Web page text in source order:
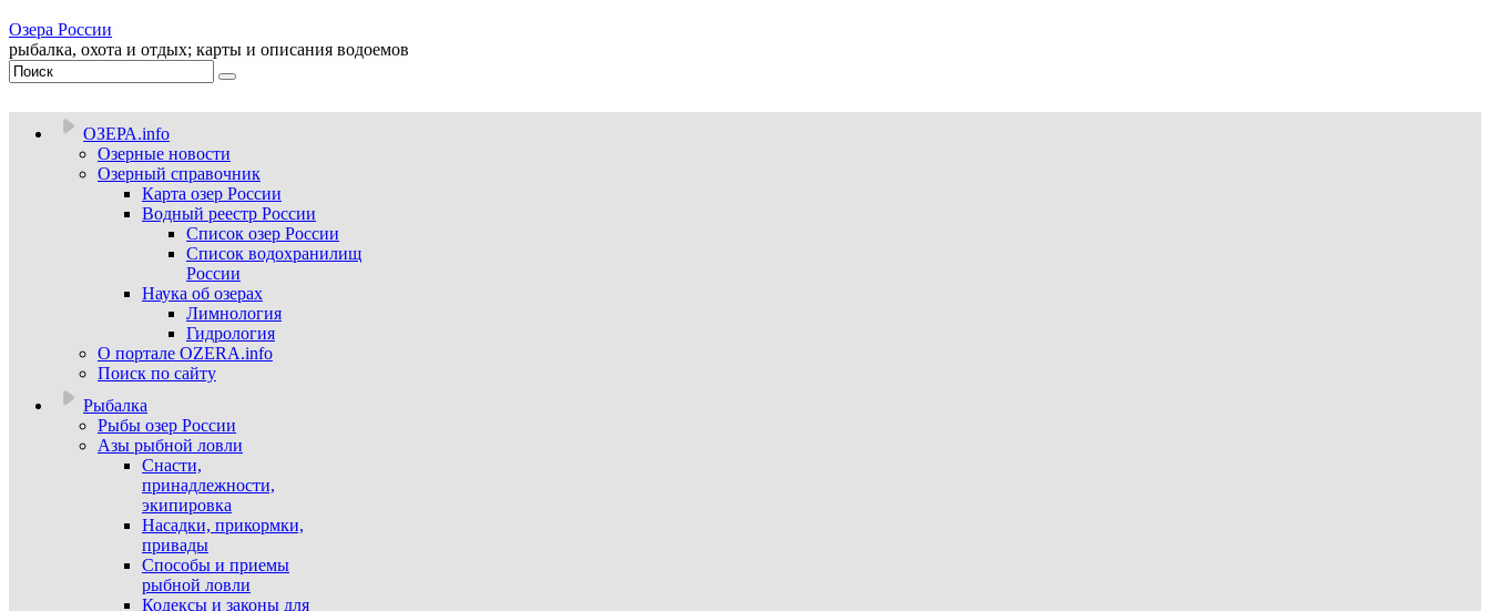
Озера России
рыбалка, охота и отдых; карты и описания водоемов
ОЗЕРА.info
Озерные новости
Озерный справочник
Карта озер России
Водный реестр России
Список озер России
Список водохранилищ
России
Наука об озерах
Лимнология
Гидрология
О портале OZERA.info
Поиск по сайту
Рыбалка
Рыбы озер России
Азы рыбной ловли
Снасти,
принадлежности,
экипировка
Насадки, прикормки,
привады
Способы и приемы
рыбной ловли
Кодексы и законы для